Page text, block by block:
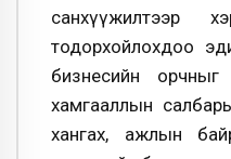
санхүүжилтээр
тодорхойлохдоо
бизнесийн орчныг
хамгааллын
хангах, ажлын